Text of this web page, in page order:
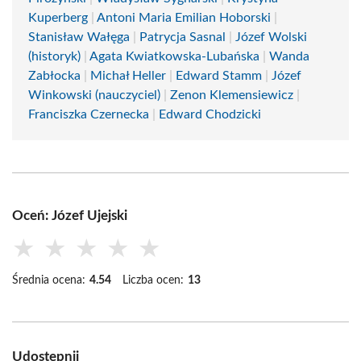
Kuperberg
Antoni Maria Emilian Hoborski
Stanisław Wałęga
Patrycja Sasnal
Józef Wolski
(historyk)
Agata Kwiatkowska-Lubańska
Wanda
Zabłocka
Michał Heller Edward Stamm
Józef
Winkowski (nauczyciel)
Zenon Klemensiewicz
Franciszka Czernecka
Edward Chodzicki
Oceń: Józef Ujejski
★ ★ ★ ★ ★
Średnia ocena: 4.54 Liczba ocen: 13
Udostępnij